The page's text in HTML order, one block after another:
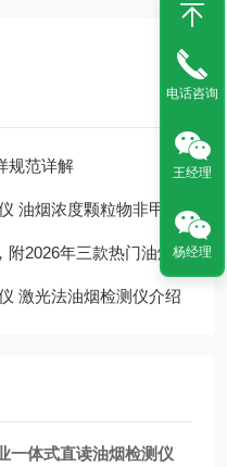
规范详解
颗粒物非甲烷总烃监测介绍
三款热门油烟检测仪型号对比
激光法油烟检测仪介绍
一体式直读油烟检测仪
电话咨询
王经理
杨经理